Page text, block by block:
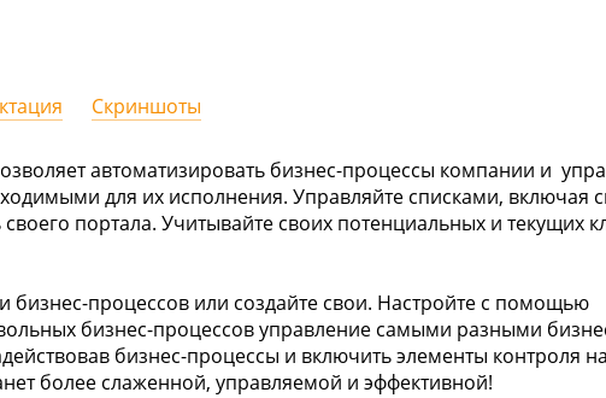
Скриншоты
автоматизировать бизнес-процессы компании и
для их исполнения. Управляйте списками, включая
портала. Учитывайте своих потенциальных и текущих
бизнес-процессов или создайте свои. Настройте с помощью
бизнес-процессов управление самыми разными
бизнес-процессы и включить элементы контроля
более слаженной, управляемой и эффективной!